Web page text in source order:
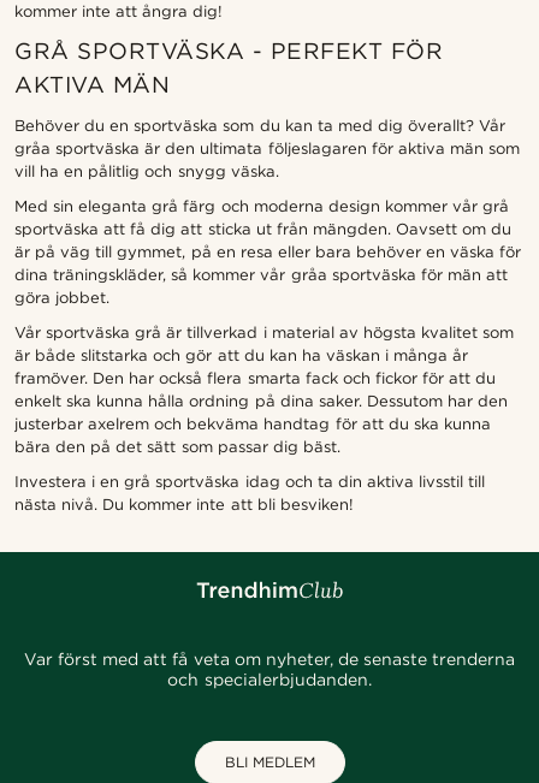
kommer inte att ångra dig!
GRÅ SPORTVÄSKA - PERFEKT FÖR
AKTIVA MÄN
Behöver du en sportväska som du kan ta med dig överallt? Vår
gråa sportväska är den ultimata följeslagaren för aktiva män som
vill ha en pålitlig och snygg väska.
Med sin eleganta grå färg och moderna design kommer vår grå
sportväska att få dig att sticka ut från mängden. Oavsett om du
är på väg till gymmet, på en resa eller bara behöver en väska för
dina träningskläder, så kommer vår gråa sportväska för män att
göra jobbet.
Vår sportväska grå är tillverkad i material av högsta kvalitet som
är både slitstarka och gör att du kan ha väskan i många år
framöver. Den har också flera smarta fack och fickor för att du
enkelt ska kunna hålla ordning på dina saker. Dessutom har den
justerbar axelrem och bekväma handtag för att du ska kunna
bära den på det sätt som passar dig bäst.
Investera i en grå sportväska idag och ta din aktiva livsstil till
nästa nivå. Du kommer inte att bli besviken!
Var först med att få veta om nyheter, de senaste trenderna
och specialerbjudanden.
BLI MEDLEM